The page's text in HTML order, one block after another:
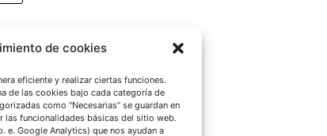
de cookies
eficiente y realizar ciertas funciones.
de las cookies bajo cada categoría de
como “Necesarias” se guardan en
las funcionalidades básicas del sitio web.
e. Google Analytics) que nos ayudan a